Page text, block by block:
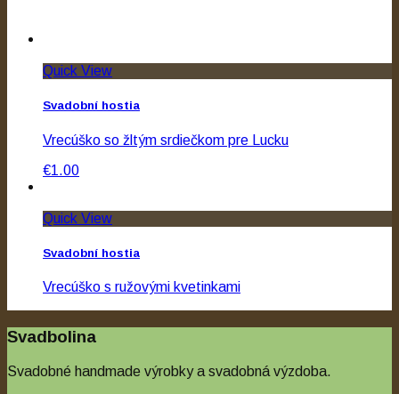
Quick View
Svadobní hostia
Vrecúško so žltým srdiečkom pre Lucku
€1.00
Quick View
Svadobní hostia
Vrecúško s ružovými kvetinkami
Svadbolina
Svadobné handmade výrobky a svadobná výzdoba.